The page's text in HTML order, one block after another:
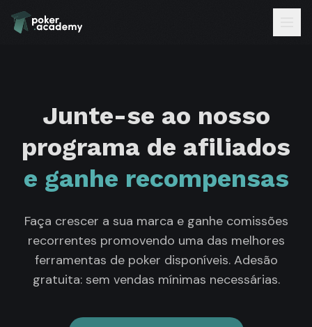
Junte-se ao nosso
programa de afiliados
e ganhe recompensas
Faça crescer a sua marca e ganhe comissões
recorrentes promovendo uma das melhores
ferramentas de poker disponíveis. Adesão
gratuita: sem vendas mínimas necessárias.